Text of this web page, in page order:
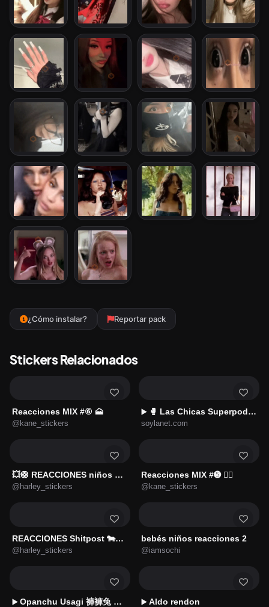
¿Cómo instalar? Reportar pack
Stickers Relacionados
Reacciones MIX #⑥ 🗻
@kane_stickers
▶️ 🥊 Las Chicas Superpoderosas 🥊
soylanet.com
💥🛟 REACCIONES niños 🛟💥 3
@harley_stickers
Reacciones MIX #➎ 👌🏻
@kane_stickers
REACCIONES Shitpost 🐄🌍♻️2️⃣
@harley_stickers
bebés niños reacciones 2
@iamsochi
▶️ Opanchu Usagi 褲褲兔 日常貼圖 2026 ▶️ Aldo rendon